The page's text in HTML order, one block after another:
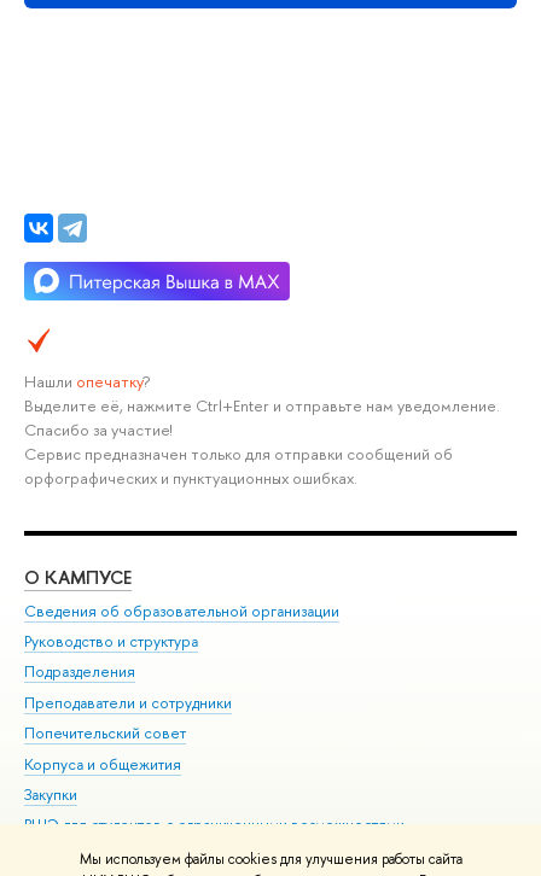
Мы используем файлы cookies для улучшения работы сайта
Нашли опечатку?
Выделите её, нажмите Ctrl+Enter и отправьте нам уведомление.
Спасибо за участие!
Сервис предназначен только для отправки сообщений об
орфографических и пунктуационных ошибках.
О КАМПУСЕ
Сведения об образовательной организации
Руководство и структура
Подразделения
Преподаватели и сотрудники
Попечительский совет
Корпуса и общежития
Закупки
ВШЭ для студентов с ограниченными возможностями
здоровья и инвалидностью